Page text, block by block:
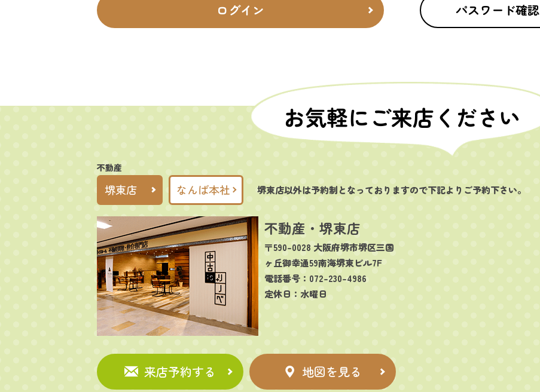
ログイン パスワード確認
お気軽にご来店ください
不動産
堺東店 なんば本社 堺東店以外は予約制となっておりますので下記よりご予約下さい。
不動産・堺東店
〒590-0028 大阪府堺市堺区三国
ヶ丘御幸通59南海堺東ビル7F
電話番号：072-230-4986
定休日：水曜日
来店予約する 地図を見る